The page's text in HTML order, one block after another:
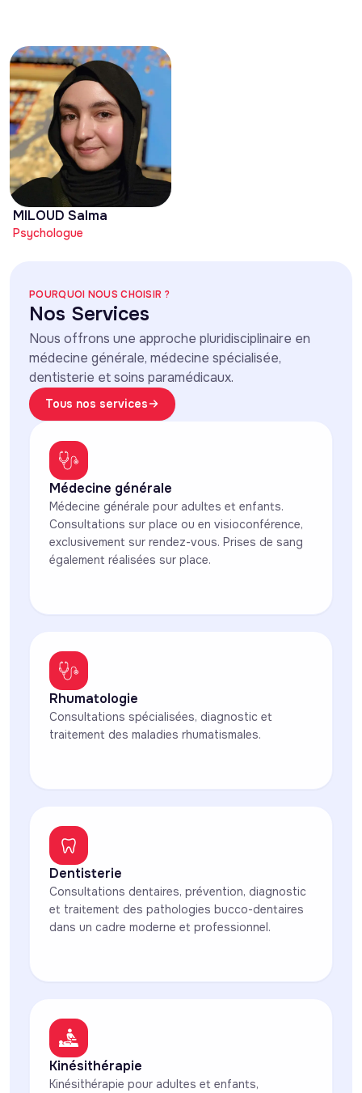
MILOUD Salma
Psychologue
POURQUOI NOUS CHOISIR ?
Nos Services
Nous offrons une approche pluridisciplinaire en
médecine générale, médecine spécialisée,
dentisterie et soins paramédicaux.
Tous nos services
Médecine générale
Médecine générale pour adultes et enfants.
Consultations sur place ou en visioconférence,
exclusivement sur rendez-vous. Prises de sang
également réalisées sur place.
Rhumatologie
Consultations spécialisées, diagnostic et
traitement des maladies rhumatismales.
Dentisterie
Consultations dentaires, prévention, diagnostic
et traitement des pathologies bucco-dentaires
dans un cadre moderne et professionnel.
Kinésithérapie
Kinésithérapie pour adultes et enfants,